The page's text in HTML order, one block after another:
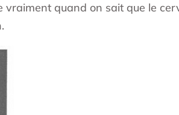
vraiment quand on sait que le